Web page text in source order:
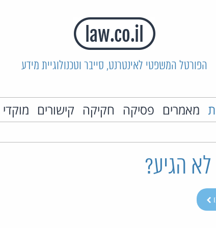
הפורטל המשפטי לאינטרנט, סייבר וטכנולוגיית מידע
מאמרים פסיקה חקיקה קישורים
הגיע?